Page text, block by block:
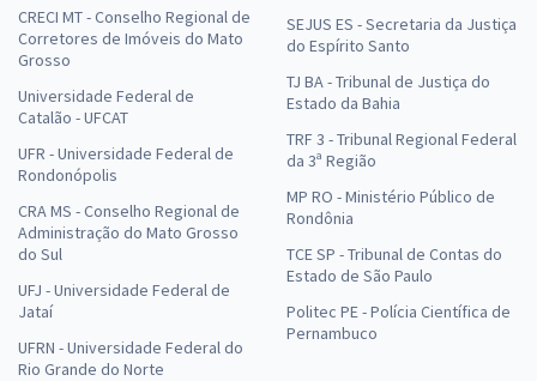
CRECI MT - Conselho Regional de
Corretores de Imóveis do Mato
Grosso
Universidade Federal de
Catalão - UFCAT
UFR - Universidade Federal de
Rondonópolis
CRA MS - Conselho Regional de
Administração do Mato Grosso
do Sul
UFJ - Universidade Federal de
Jataí
UFRN - Universidade Federal do
Rio Grande do Norte
SEJUS ES - Secretaria da Justiça
do Espírito Santo
TJ BA - Tribunal de Justiça do
Estado da Bahia
TRF 3 - Tribunal Regional Federal
da 3ª Região
MP RO - Ministério Público de
Rondônia
TCE SP - Tribunal de Contas do
Estado de São Paulo
Politec PE - Polícia Científica de
Pernambuco